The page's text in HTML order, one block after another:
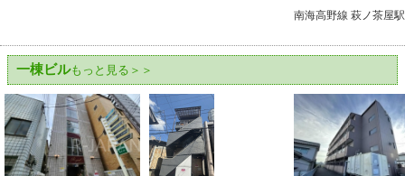
南海高野線 萩ノ茶屋駅
一棟ビルもっと見る＞＞